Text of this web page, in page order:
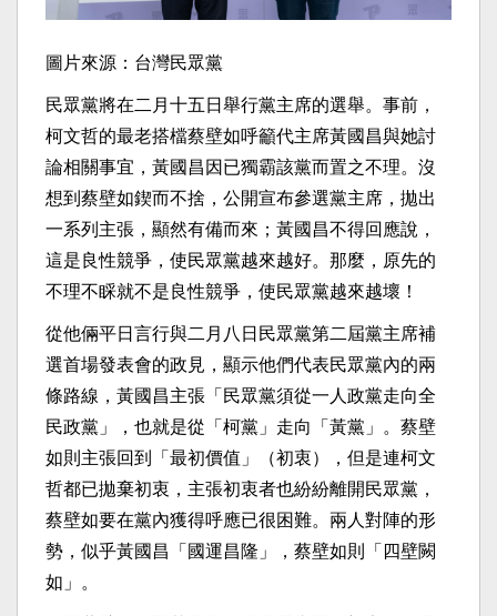
圖片來源：台灣民眾黨
民眾黨將在二月十五日舉行黨主席的選舉。事前，
柯文哲的最老搭檔蔡壁如呼籲代主席黃國昌與她討
論相關事宜，黃國昌因已獨霸該黨而置之不理。沒
想到蔡壁如鍥而不捨，公開宣布參選黨主席，拋出
一系列主張，顯然有備而來；黃國昌不得回應說，
這是良性競爭，使民眾黨越來越好。那麼，原先的
不理不睬就不是良性競爭，使民眾黨越來越壞！
從他倆平日言行與二月八日民眾黨第二屆黨主席補
選首場發表會的政見，顯示他們代表民眾黨內的兩
條路線，黃國昌主張「民眾黨須從一人政黨走向全
民政黨」，也就是從「柯黨」走向「黃黨」。蔡壁
如則主張回到「最初價值」（初衷），但是連柯文
哲都已拋棄初衷，主張初衷者也紛紛離開民眾黨，
蔡壁如要在黨內獲得呼應已很困難。兩人對陣的形
勢，似乎黃國昌「國運昌隆」，蔡壁如則「四壁闕
如」。